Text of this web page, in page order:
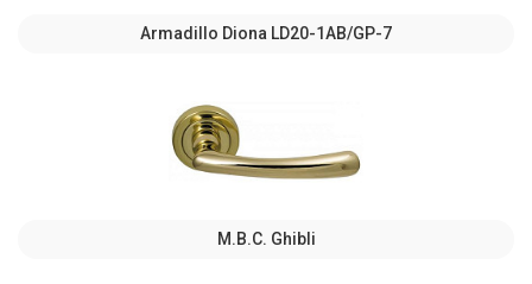
Armadillo Diona LD20-1AB/GP-7
M.B.C. Ghibli